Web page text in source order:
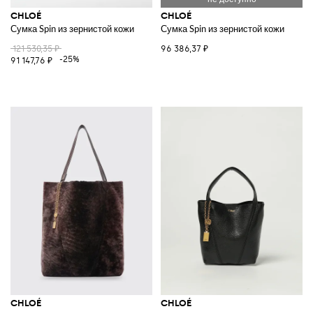
CHLOÉ
Сумка Spin из зернистой кожи
121 530,35 ₽
91 147,76 ₽
-25%
CHLOÉ
Сумка Spin из зернистой кожи
96 386,37 ₽
CHLOÉ CHLOÉ